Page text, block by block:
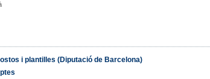
i plantilles (Diputació de Barcelona)